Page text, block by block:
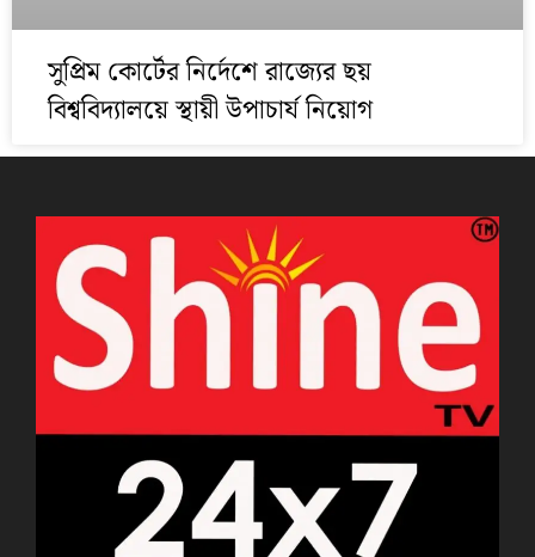
সুপ্রিম কোর্টের নির্দেশে রাজ্যের ছয়
বিশ্ববিদ্যালয়ে স্থায়ী উপাচার্য নিয়োগ